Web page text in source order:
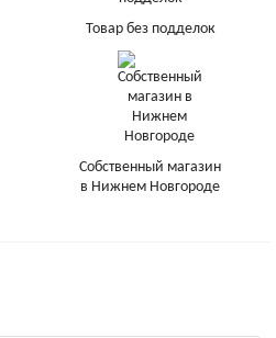
Товар без подделок
Собственный магазин
в Нижнем Новгороде